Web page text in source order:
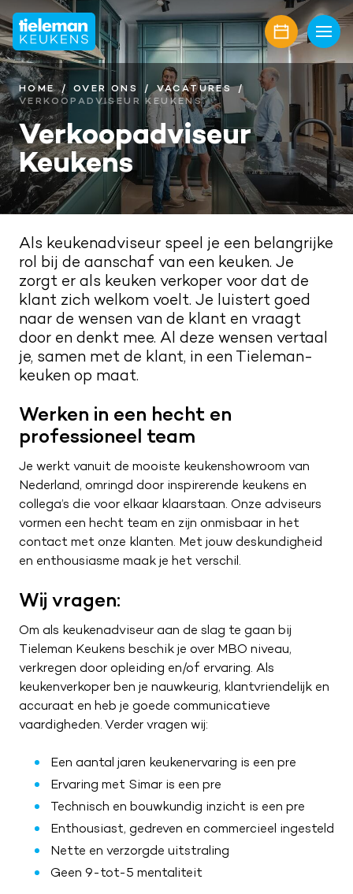
Home
Keukens
Onze collectie
Keukenmerken
Keukenfronten
Keukenapparatuur
Keukenaccessoires
Keukenrenovatie
Showroom
Showroomaanbiedingen
Inspiratie
Keukenstijlen
Geplaatste keukens
Maatwerk interieur
Nieuwbouw
Onze diensten
Onze projectpartners
Awards
Aanschaf en plaatsing
Geschiedenis familiebedrijf
Kwaliteit en service
Verkoopadviseurs
Vacatures
Contact
Afspraak maken
Bel mij terug
Nieuwsbrief
Route naar showroom
Servicemelding
0187 602 555
info@tieleman.nl
09:00 – 17:00
DI
09:00 – 17:00
WO
09:00 – 17:00
DO
09:00 – 17:00
VR
09:00 – 21:00
ZA
09:00 – 17:00
ZO
Gesloten
HOME OVER ONS
VACATURES
VERKOOPADVISEUR KEUKENS
Verkoopadviseur
Keukens
Als keukenadviseur speel je een belangrijke
rol bij de aanschaf van een keuken. Je
zorgt er als keuken verkoper voor dat de
klant zich welkom voelt. Je luistert goed
naar de wensen van de klant en vraagt
door en denkt mee. Al deze wensen vertaal
je, samen met de klant, in een Tieleman-
keuken op maat.
Werken in een hecht en
professioneel team
Je werkt vanuit de mooiste keukenshowroom van
Nederland, omringd door inspirerende keukens en
collega’s die voor elkaar klaarstaan. Onze adviseurs
vormen een hecht team en zijn onmisbaar in het
contact met onze klanten. Met jouw deskundigheid
en enthousiasme maak je het verschil.
Wij vragen:
Om als keukenadviseur aan de slag te gaan bij
Tieleman Keukens beschik je over MBO niveau,
verkregen door opleiding en/of ervaring. Als
keukenverkoper ben je nauwkeurig, klantvriendelijk en
accuraat en heb je goede communicatieve
vaardigheden. Verder vragen wij:
Een aantal jaren keukenervaring is een pre
Ervaring met Simar is een pre
Technisch en bouwkundig inzicht is een pre
Enthousiast, gedreven en commercieel ingesteld
Nette en verzorgde uitstraling
Geen 9-tot-5 mentaliteit